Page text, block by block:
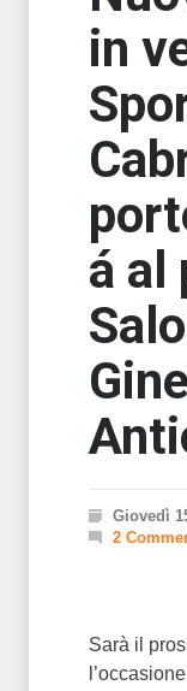
in
á al
Giovedì
2
Sarà il